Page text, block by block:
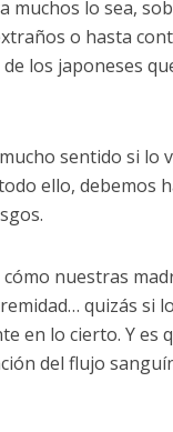
muchos lo sea,
o hasta
los japoneses
sentido si lo
ello, debemos
nuestras
quizás si
lo cierto. Y es
del flujo